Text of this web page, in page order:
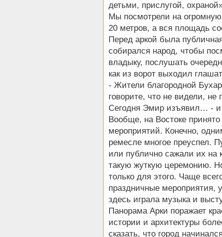
детьми, прислугой,
Мы посмотрели на
20 метров, а вся площадь
Перед аркой была
собирался народ, чтобы
владыку, послушать
как из ворот выходил
- Жители благородной
говорите, что не видели, не
Сегодня Эмир изъявил… - и
Вообще, на Востоке
мероприятий. Конечно,
ремесле многое преуспел.
или публично сажали их на
такую жуткую церемонию.
только для этого. Чаще
праздничные мероприятия,
здесь играла музыка и
Панорама Арки поражает
истории и архитектуры
сказать, что город